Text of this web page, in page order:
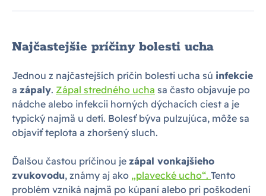
Najčastejšie príčiny bolesti ucha
Jednou z najčastejších príčin bolesti ucha sú infekcie
a zápaly. Zápal stredného ucha sa často objavuje po
nádche alebo infekcii horných dýchacích ciest a je
typický najmä u detí. Bolesť býva pulzujúca, môže sa
objaviť teplota a zhoršený sluch.
Ďalšou častou príčinou je zápal vonkajšieho
zvukovodu, známy aj ako „plavecké ucho“. Tento
problém vzniká najmä po kúpaní alebo pri poškodení